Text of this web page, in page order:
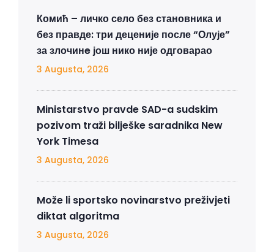
Комић – личко село без становника и
без правде: три деценије после “Олује”
за злочинe још нико није одговарао
3 Augusta, 2026
Ministarstvo pravde SAD-a sudskim
pozivom traži bilješke saradnika New
York Timesa
3 Augusta, 2026
Može li sportsko novinarstvo preživjeti
diktat algoritma
3 Augusta, 2026